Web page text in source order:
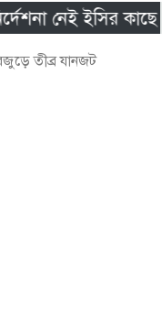
ইসির কাছে
তীব্র যানজট